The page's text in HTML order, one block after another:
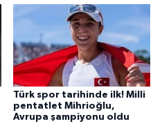
Türk spor tarihinde ilk! Milli
pentatlet Mihrioğlu,
Avrupa şampiyonu oldu